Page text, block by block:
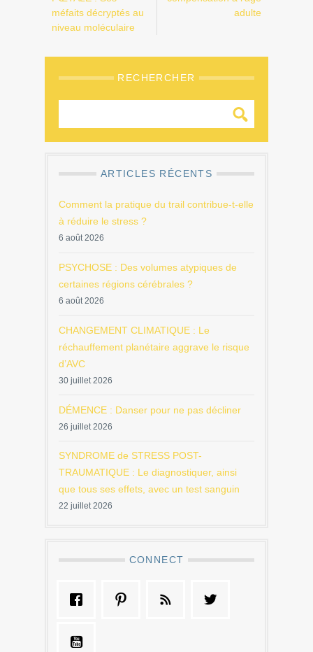
méfaits décryptés au
niveau moléculaire
adulte
RECHERCHER
ARTICLES RÉCENTS
Comment la pratique du trail contribue-t-elle
à réduire le stress ?
6 août 2026
PSYCHOSE : Des volumes atypiques de
certaines régions cérébrales ?
6 août 2026
CHANGEMENT CLIMATIQUE : Le
réchauffement planétaire aggrave le risque
d’AVC
30 juillet 2026
DÉMENCE : Danser pour ne pas décliner
26 juillet 2026
SYNDROME de STRESS POST-
TRAUMATIQUE : Le diagnostiquer, ainsi
que tous ses effets, avec un test sanguin
22 juillet 2026
CONNECT